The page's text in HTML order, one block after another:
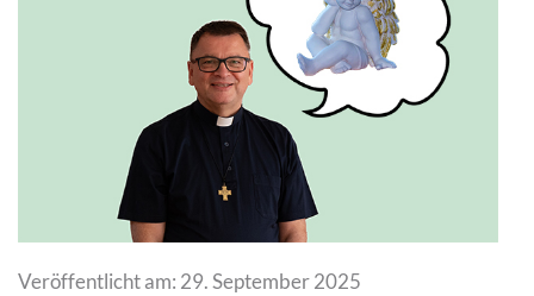
Veröffentlicht am: 29. September 2025